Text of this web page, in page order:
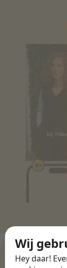
Wij
Hey daar!